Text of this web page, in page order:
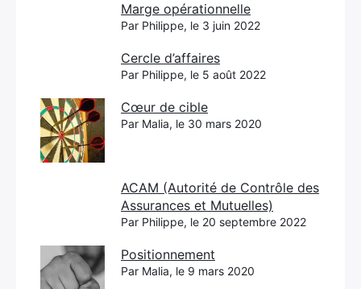
Marge opérationnelle
Par Philippe, le 3 juin 2022
Cercle d’affaires
Par Philippe, le 5 août 2022
Cœur de cible
Par Malia, le 30 mars 2020
ACAM (Autorité de Contrôle des
Assurances et Mutuelles)
Par Philippe, le 20 septembre 2022
Positionnement
Par Malia, le 9 mars 2020